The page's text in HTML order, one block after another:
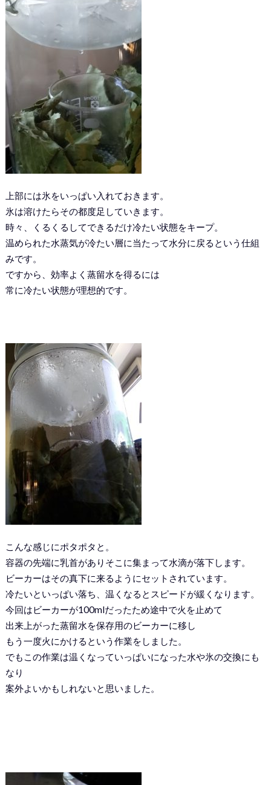
上部には氷をいっぱい入れておきます。
氷は溶けたらその都度足していきます。
時々、くるくるしてできるだけ冷たい状態をキープ。
温められた水蒸気が冷たい層に当たって水分に戻るという仕組
みです。
ですから、効率よく蒸留水を得るには
常に冷たい状態が理想的です。
こんな感じにポタポタと。
容器の先端に乳首がありそこに集まって水滴が落下します。
ビーカーはその真下に来るようにセットされています。
冷たいといっぱい落ち、温くなるとスピードが緩くなります。
今回はビーカーが100mlだったため途中で火を止めて
出来上がった蒸留水を保存用のビーカーに移し
もう一度火にかけるという作業をしました。
でもこの作業は温くなっていっぱいになった水や氷の交換にも
なり
案外よいかもしれないと思いました。